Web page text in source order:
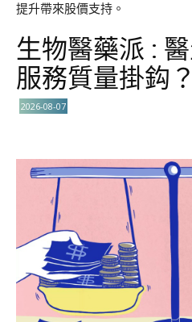
提升帶來股價支持。
生物醫藥派 :
服務質量掛鈎？
2026-08-07